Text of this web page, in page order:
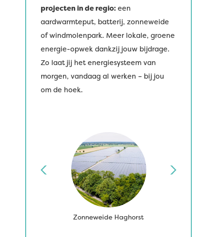
projecten in de regio: een
aardwarmteput, batterij, zonneweide
of windmolenpark. Meer lokale, groene
energie-opwek dankzij jouw bijdrage.
Zo laat jij het energiesysteem van
morgen, vandaag al werken – bij jou
om de hoek.
Zonneweide Haghorst